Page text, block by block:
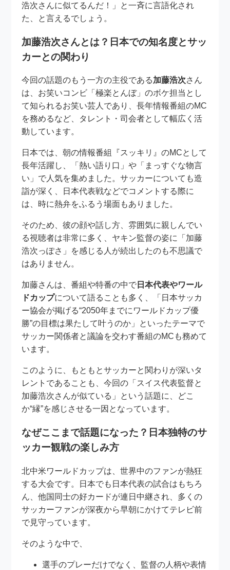
浩次さんに似てるんだ！」と一斉に言語化され
た、と言えるでしょう。
加藤浩次さんとは？日本での知名度とサッ
カーとの関わり
今回の話題のもう一方の主役である加藤浩次さん
は、お笑いコンビ「極楽とんぼ」のボケ担当とし
て知られるお笑い芸人であり、長年情報番組のMC
を務めるなど、タレント・司会者として幅広く活
動しています。
日本では、朝の情報番組『スッキリ』のMCとして
長年活躍し、「熱い語り口」や「まっすぐな物言
い」で人気を集めました。サッカーについても造
詣が深く、日本代表戦などでコメントする際に
は、時に熱弁をふるう場面もありました。
そのため、彼の顔や話し方、雰囲気に親しんでい
る視聴者は非常に多く、ヤキン監督の姿に「加藤
浩次っぽさ」を感じる人が続出したのも不思議で
はありません。
加藤さんは、番組や特番の中で 日本代表やワール
ドカップについて語ることも多く、「日本サッカ
ー協会が掲げる“2050年までにワールドカップ優
勝”の目標は果たして叶うのか」といったテーマで
サッカー関係者と議論を交わす番組のMCも務めて
います。
このように、もともとサッカーと関わりが深いタ
レントであることも、今回の「スイス代表監督と
加藤浩次さんが似ている」という話題に、どこ
か“縁”を感じさせる一因となっています。
なぜここまで話題になった？日本独特のサ
ッカー観戦の楽しみ方
北中米ワールドカップは、世界中のファンが熱狂
する大会です。日本でも日本代表の試合はもちろ
ん、他国同士の好カードが連日中継され、多くの
サッカーファンが深夜から早朝にかけてテレビ前
で見守っています。
そのような中で、
選手のプレーだけでなく、監督の人柄や表情